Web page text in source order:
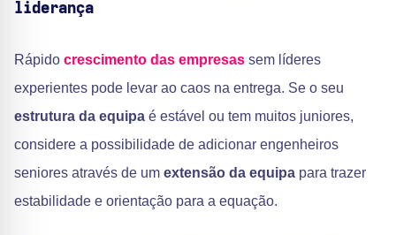
liderança
Rápido crescimento das empresas sem líderes
experientes pode levar ao caos na entrega. Se o seu
estrutura da equipa é estável ou tem muitos juniores,
considere a possibilidade de adicionar engenheiros
seniores através de um extensão da equipa para trazer
estabilidade e orientação para a equação.